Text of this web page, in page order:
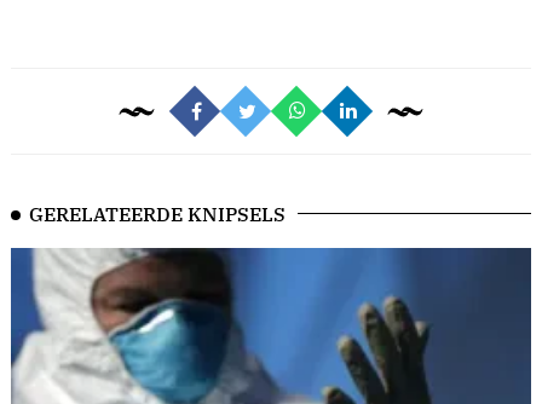
GERELATEERDE KNIPSELS